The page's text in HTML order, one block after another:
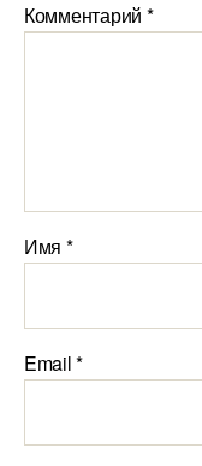
Комментарий *
Имя *
Email*